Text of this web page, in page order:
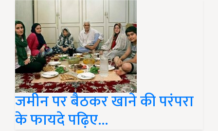
जमीन पर बैठकर खाने की परंपरा
के फायदे पढ़िए...